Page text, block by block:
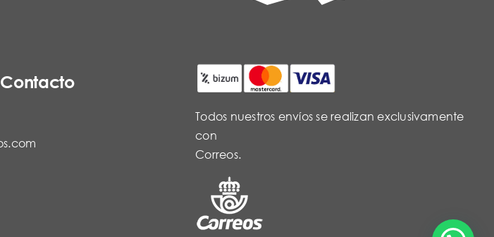
Todos nuestros envíos se realizan exclusivamente
con
Correos.